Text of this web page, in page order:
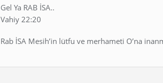
Gel Ya RAB İSA..
Vahiy 22:20
Rab İSA Mesih’in lütfu ve merhameti O’na